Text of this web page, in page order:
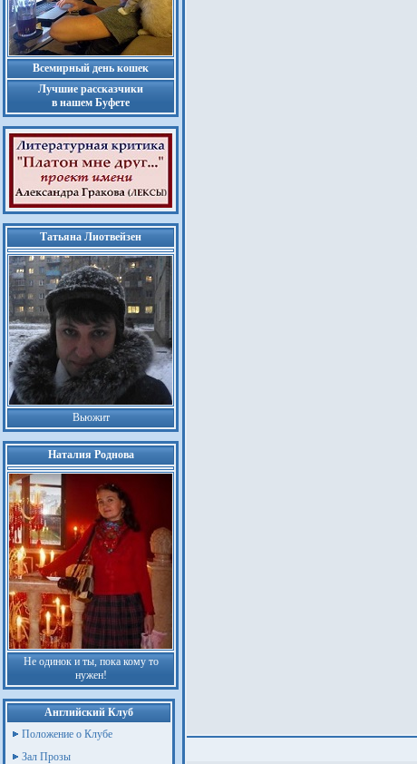
Всемирный день кошек
Лучшие рассказчики
в нашем Буфете
Татьяна Лиотвейзен
Вьюжит
Наталия Роднова
Не одинок и ты, пока кому то
нужен!
Английский Клуб
Положение о Клубе
Зал Прозы